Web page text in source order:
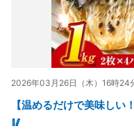
2026年03月26日（木）16時24
【温めるだけで美味し
🥢